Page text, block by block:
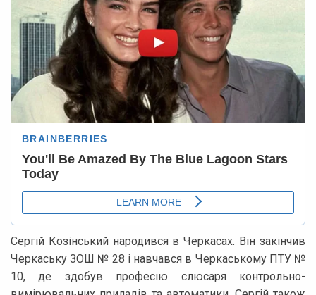
Сергій Козінський народився в Черкасах. Він закінчив
Черкаську ЗОШ № 28 і навчався в Черкаському ПТУ №
10, де здобув професію слюсаря контрольно-